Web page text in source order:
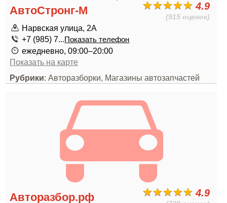
4.9
(915 оценок)
АвтоСтронг-М
Нарвская улица, 2А
+7 (985) 7...Показать телефон
ежедневно, 09:00–20:00
Показать на карте
Рубрики: Авторазборки, Магазины автозапчастей
4.9
Авторазбор.рф